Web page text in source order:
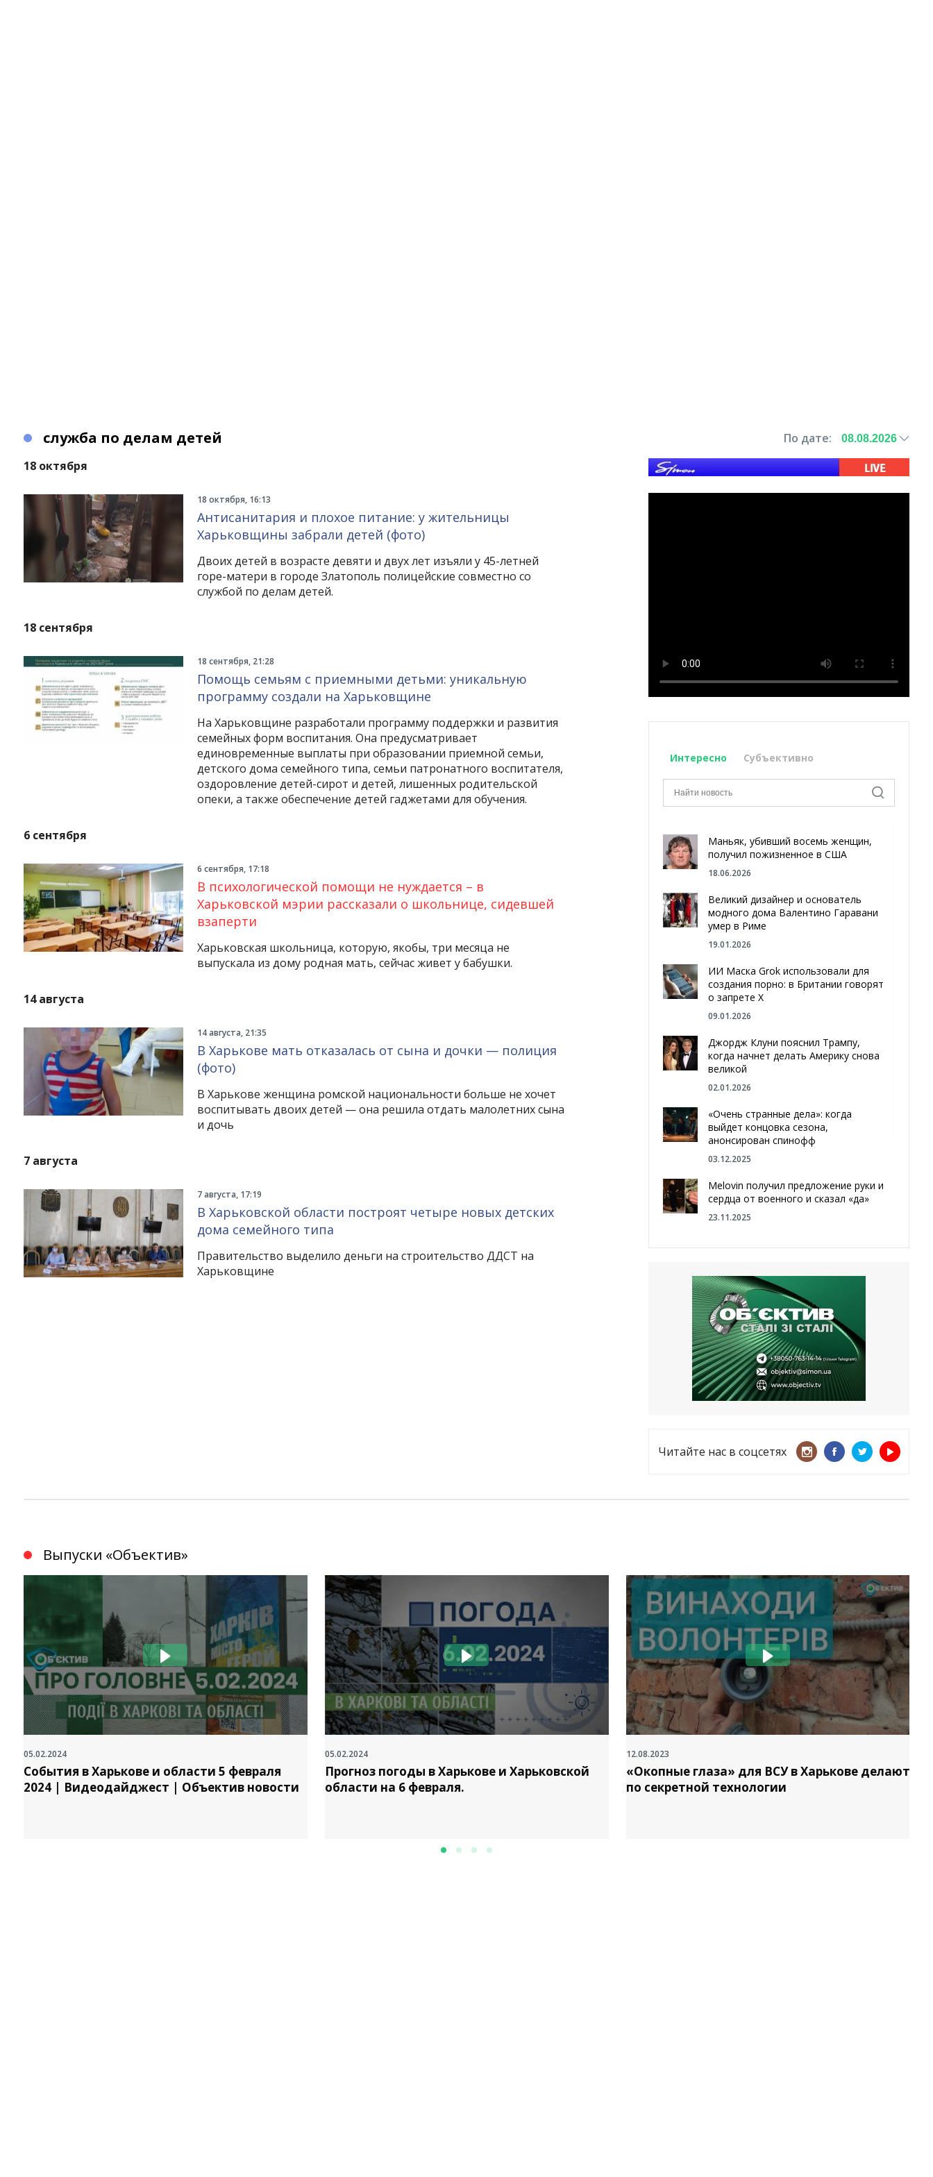
служба по делам детей
По дате:
18 октября
18 октября, 16:13
Антисанитария и плохое питание: у жительницы
Харьковщины забрали детей (фото)
Двоих детей в возрасте девяти и двух лет изъяли у 45-летней
горе-матери в городе Златополь полицейские совместно со
службой по делам детей.
18 сентября
18 сентября, 21:28
Помощь семьям с приемными детьми: уникальную
программу создали на Харьковщине
На Харьковщине разработали программу поддержки и развития
семейных форм воспитания. Она предусматривает
единовременные выплаты при образовании приемной семьи,
детского дома семейного типа, семьи патронатного воспитателя,
оздоровление детей-сирот и детей, лишенных родительской
опеки, а также обеспечение детей гаджетами для обучения.
6 сентября
6 сентября, 17:18
В психологической помощи не нуждается – в
Харьковской мэрии рассказали о школьнице, сидевшей
взаперти
Харьковская школьница, которую, якобы, три месяца не
выпускала из дому родная мать, сейчас живет у бабушки.
14 августа
14 августа, 21:35
В Харькове мать отказалась от сына и дочки — полиция
(фото)
В Харькове женщина ромской национальности больше не хочет
воспитывать двоих детей — она решила отдать малолетних сына
и дочь
7 августа
7 августа, 17:19
В Харьковской области построят четыре новых детских
дома семейного типа
Правительство выделило деньги на строительство ДДСТ на
Харьковщине
Интересно Субъективно
Маньяк, убивший восемь женщин,
получил пожизненное в США
18.06.2026
Великий дизайнер и основатель
модного дома Валентино Гаравани
умер в Риме
19.01.2026
ИИ Маска Grok использовали для
создания порно: в Британии говорят
о запрете Х
09.01.2026
Джордж Клуни пояснил Трампу,
когда начнет делать Америку снова
великой
02.01.2026
«Очень странные дела»: когда
выйдет концовка сезона,
анонсирован спинофф
03.12.2025
Melovin получил предложение руки и
сердца от военного и сказал «да»
23.11.2025
23.09.2025
Врачи назвали спрей для носа,
который поможет предотвратить
COVID-19 – CNN
12.09.2025
Читайте нас в соцсетях
Выпуски «Объектив»
05.02.2024
События в Харькове и области 5 февраля
2024 | Видеодайджест | Объектив новости
05.02.2024
Прогноз погоды в Харькове и Харьковской
области на 6 февраля.
12.08.2023
«Окопные глаза» для ВСУ в Харькове делают
по секретной технологии